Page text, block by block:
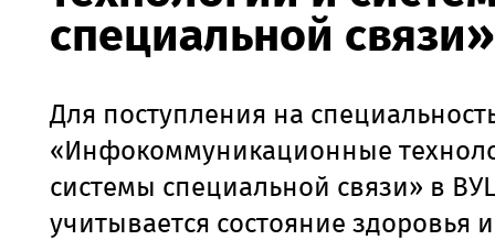
специальной связи»
Для поступления на
«Инфокоммуникационные
системы специальной связи» в
учитывается состояние здоровья